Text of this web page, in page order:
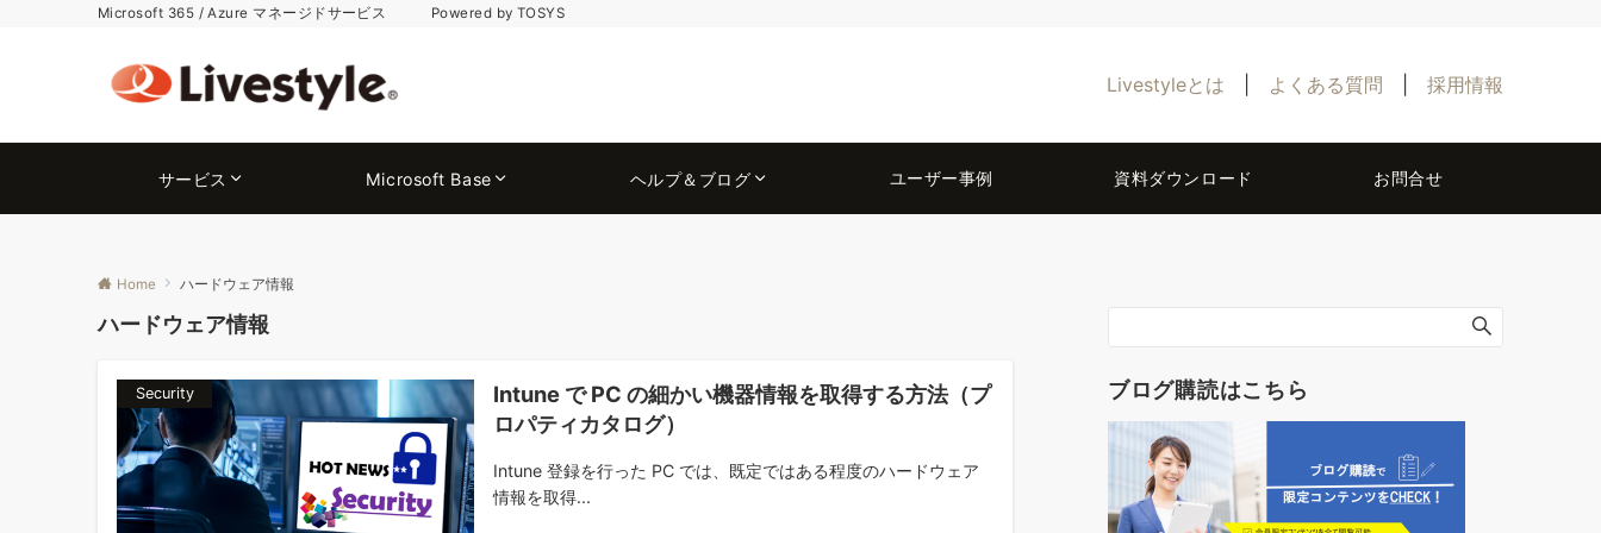
Microsoft 365 / Azure マネージドサービス Powered by TOSYS
Livestyleとは よくある質問 採用情報
サービス Microsoft Base ヘルプ＆ブログ ユーザー事例 資料ダウンロード お問合せ
Home ハードウェア情報
ハードウェア情報
Security
Intune で PC の細かい機器情報を取得する方法（プ
ロパティカタログ）
Intune 登録を行った PC では、既定ではある程度のハードウェア
情報を取得...
ブログ購読はこちら